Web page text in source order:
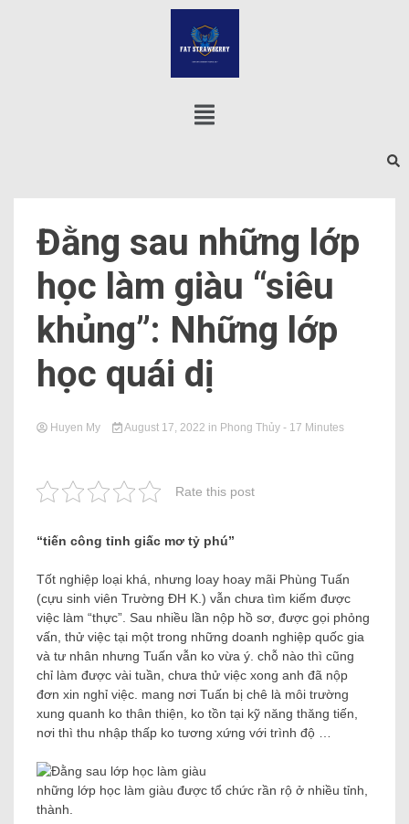
Đằng sau những lớp
học làm giàu “siêu
khủng”: Những lớp
học quái dị
Huyen My August 17, 2022 in Phong Thủy - 17 Minutes
Rate this post
“tiến công tỉnh giấc mơ tỷ phú”
Tốt nghiệp loại khá, nhưng loay hoay mãi Phùng Tuấn
(cựu sinh viên Trường ĐH K.) vẫn chưa tìm kiếm được
việc làm “thực”. Sau nhiều lần nộp hồ sơ, được gọi phỏng
vấn, thử việc tại một trong những doanh nghiệp quốc gia
và tư nhân nhưng Tuấn vẫn ko vừa ý. chỗ nào thì cũng
chỉ làm được vài tuần, chưa thử việc xong anh đã nộp
đơn xin nghỉ việc. mang nơi Tuấn bị chê là môi trường
xung quanh ko thân thiện, ko tồn tại kỹ năng thăng tiến,
nơi thì thu nhập thấp ko tương xứng với trình độ …
những lớp học làm giàu được tổ chức rần rộ ở nhiều tỉnh,
thành.